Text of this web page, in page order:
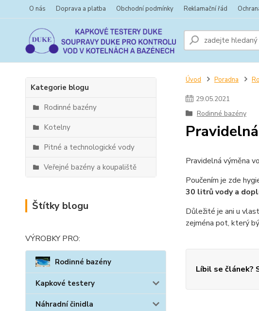
O nás Doprava a platba Obchodní podmínky Reklamační řád
Kategorie blogu
Rodinné bazény
Kotelny
Pitné a technologické vody
Veřejné bazény a koupaliště
Štítky blogu
VÝROBKY PRO:
Rodinné bazény
Kapkové testery
Náhradní činidla
Úvod Poradna
29.05.2021
Rodinné bazény
Pravidelná výměna
Poučením je zde
30 litrů vody a
Důležité je ani u
zejména pot, který
Líbil se článek?